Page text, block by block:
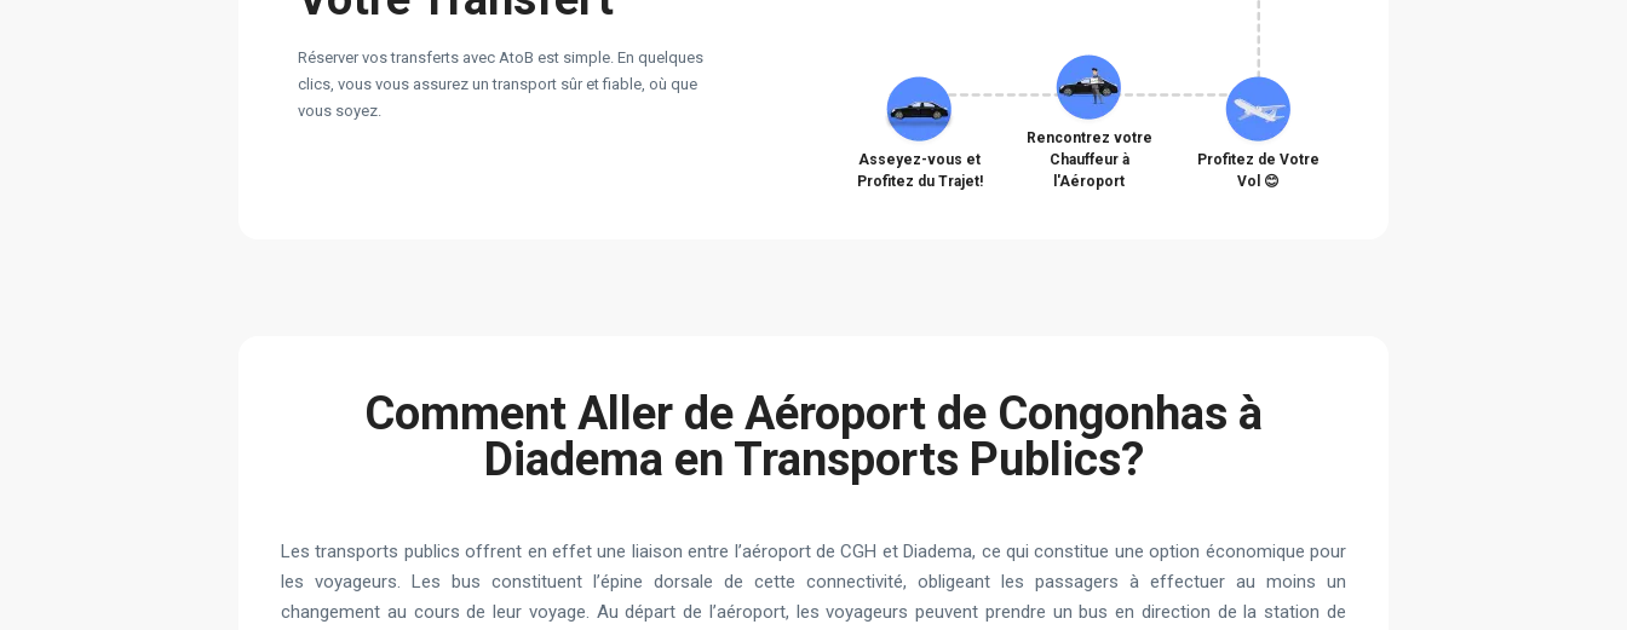
Réserver vos transferts avec AtoB est simple. En quelques
clics, vous vous assurez un transport sûr et fiable, où que
vous soyez.
Asseyez-vous et
Profitez du Trajet!
Rencontrez votre
Chauffeur à
l'Aéroport
Profitez de Votre
Vol 😊
Сomment Aller de Aéroport de Congonhas à
Diadema en Transports Publics?
Les transports publics offrent en effet une liaison entre l’aéroport de CGH et Diadema, ce qui constitue une option économique pour
les voyageurs. Les bus constituent l’épine dorsale de cette connectivité, obligeant les passagers à effectuer au moins un
changement au cours de leur voyage. Au départ de l’aéroport, les voyageurs peuvent prendre un bus en direction de la station de